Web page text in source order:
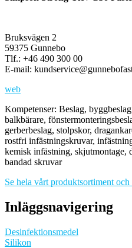
Bruksvägen 2
59375 Gunnebo
Tlf.: +46 490 300 00
E-mail:
web
Kompetenser: Beslag,
balkbärare,
gerberbeslag, stolpskor,
rostfri infästningskruvar,
kemisk infästning, skjutmontage,
bandad skruvar
Se hela vårt produktsortiment
Inläggsnavigering
Desinfektionsmedel
Silikon